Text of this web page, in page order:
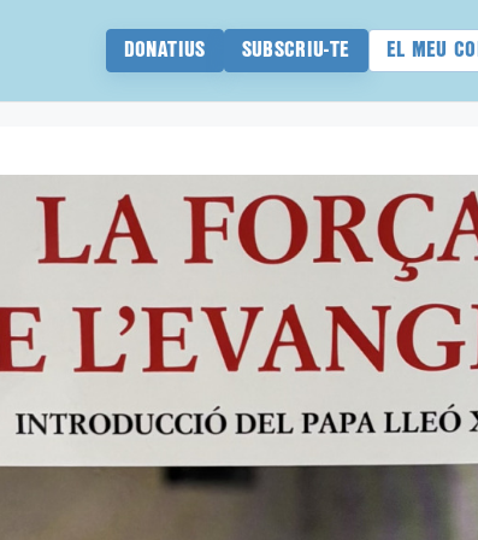
DONATIUS SUBSCRIU-TE EL MEU